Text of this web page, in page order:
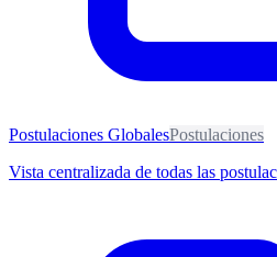
Postulaciones GlobalesPostulaciones
Vista centralizada de todas las